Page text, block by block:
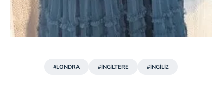
#LONDRA #İNGİLTERE #İNGİLİZ